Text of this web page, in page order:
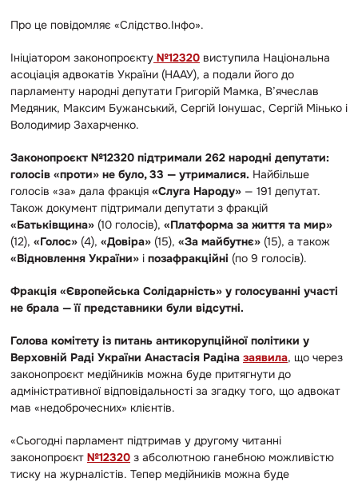
Про це повідомляє «Слідство.Інфо».
Ініціатором законопроєкту №12320 виступила Національна
асоціація адвокатів України (НААУ), а подали його до
парламенту народні депутати Григорій Мамка, В’ячеслав
Медяник, Максим Бужанський, Сергій Іонушас, Сергій Мінько і
Володимир Захарченко.
Законопроєкт №12320 підтримали 262 народні депутати:
голосів «проти» не було, 33 — утрималися. Найбільше
голосів «за» дала фракція «Слуга Народу» — 191 депутат.
Також документ підтримали депутати з фракцій
«Батьківщина» (10 голосів), «Платформа за життя та мир»
(12), «Голос» (4), «Довіра» (15), «За майбутнє» (15), а також
«Відновлення України» і позафракційні (по 9 голосів).
Фракція «Європейська Солідарність» у голосуванні участі
не брала — її представники були відсутні.
Голова комітету із питань антикорупційної політики у
Верховній Раді України Анастасія Радіна заявила, що через
законопроєкт медійників можна буде притягнути до
адміністративної відповідальності за згадку того, що адвокат
мав «недоброчесних» клієнтів.
«Сьогодні парламент підтримав у другому читанні
законопроєкт №12320 з абсолютною ганебною можливістю
тиску на журналістів. Тепер медійників можна буде